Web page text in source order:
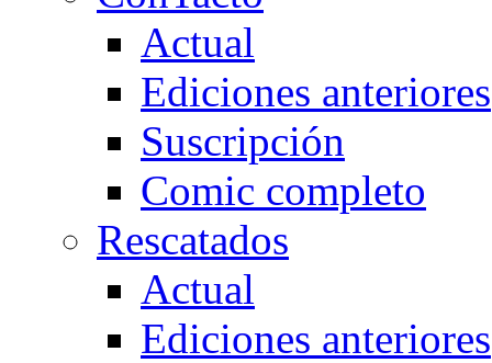
Actual
Ediciones anteriores
Suscripción
Comic completo
Rescatados
Actual
Ediciones anteriores